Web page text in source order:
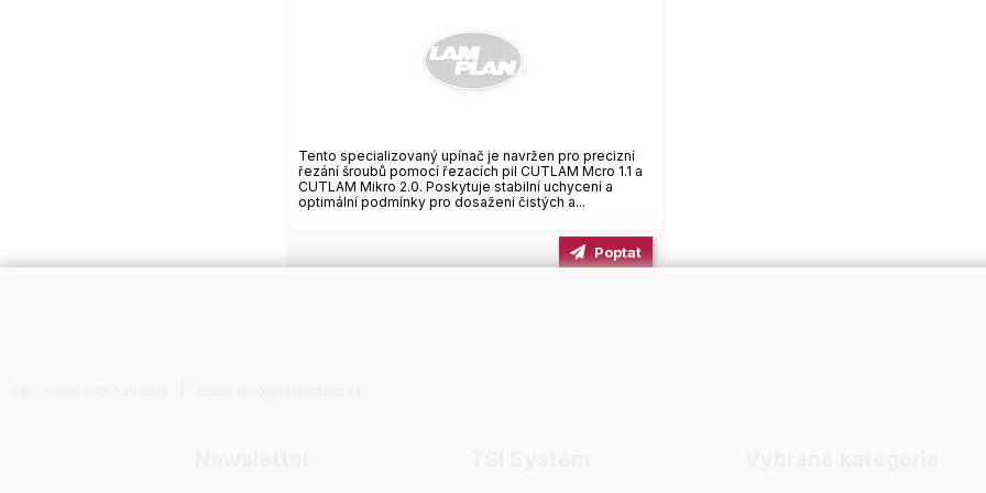
Tento specializovaný upínač je navržen pro precizní
řezání šroubů pomocí řezacích pil CUTLAM Mcro 1.1 a
CUTLAM Mikro 2.0. Poskytuje stabilní uchycení a
optimální podmínky pro dosažení čistých a...
Poptat